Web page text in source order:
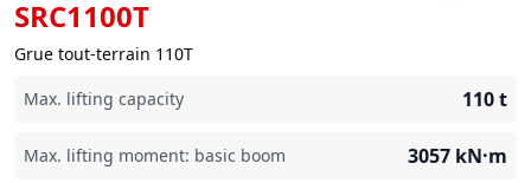
SRC1100T
Grue tout-terrain 110T
Max. lifting capacity
110t
Max. lifting moment: basic boom 3057 kN·m